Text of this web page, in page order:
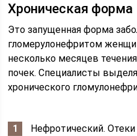
Хроническая форма
Это запущенная форма
гломерулонефритом
несколько месяцев
почек. Специалисты
хронического
Нефротический.